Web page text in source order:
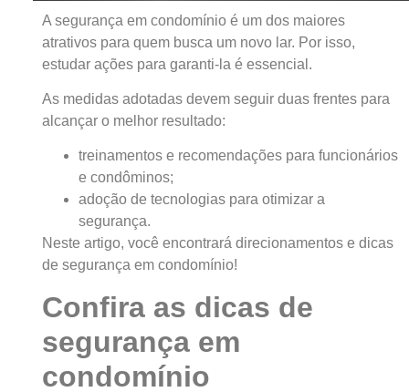
A segurança em condomínio é um dos maiores
atrativos para quem busca um novo lar. Por isso,
estudar ações para garanti-la é essencial.
As medidas adotadas devem seguir duas frentes para
alcançar o melhor resultado:
treinamentos e recomendações para funcionários
e condôminos;
adoção de tecnologias para otimizar a
segurança.
Neste artigo, você encontrará direcionamentos e dicas
de segurança em condomínio!
Confira as dicas de
segurança em
condomínio